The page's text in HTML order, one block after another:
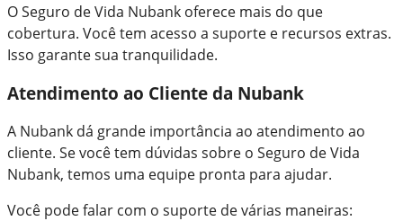
O Seguro de Vida Nubank oferece mais do que
cobertura. Você tem acesso a suporte e recursos extras.
Isso garante sua tranquilidade.
Atendimento ao Cliente da Nubank
A Nubank dá grande importância ao atendimento ao
cliente. Se você tem dúvidas sobre o Seguro de Vida
Nubank, temos uma equipe pronta para ajudar.
Você pode falar com o suporte de várias maneiras: